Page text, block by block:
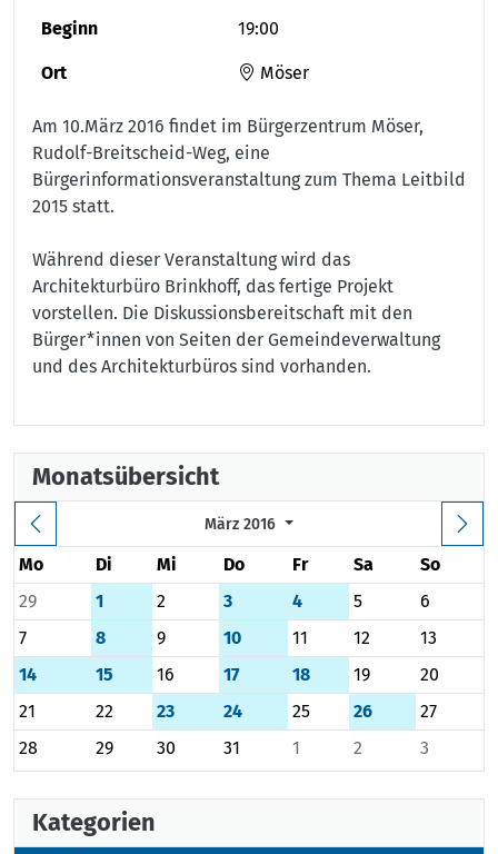
Beginn 19:00
Ort Möser
Am 10.März 2016 findet im Bürgerzentrum Möser,
Rudolf-Breitscheid-Weg, eine
Bürgerinformationsveranstaltung zum Thema Leitbild
2015 statt.
Während dieser Veranstaltung wird das
Architekturbüro Brinkhoff, das fertige Projekt
vorstellen. Die Diskussionsbereitschaft mit den
Bürger*innen von Seiten der Gemeindeverwaltung
und des Architekturbüros sind vorhanden.
Monatsübersicht
März 2016
Mo Di Mi Do Fr Sa
So
29
1 2 3 4 5
6
7
8 9 10 11 12
13
14
15 16 17 18 19
20
21
22 23 24 25 26
27
28
29 30 31 1 2 3
Kategorien